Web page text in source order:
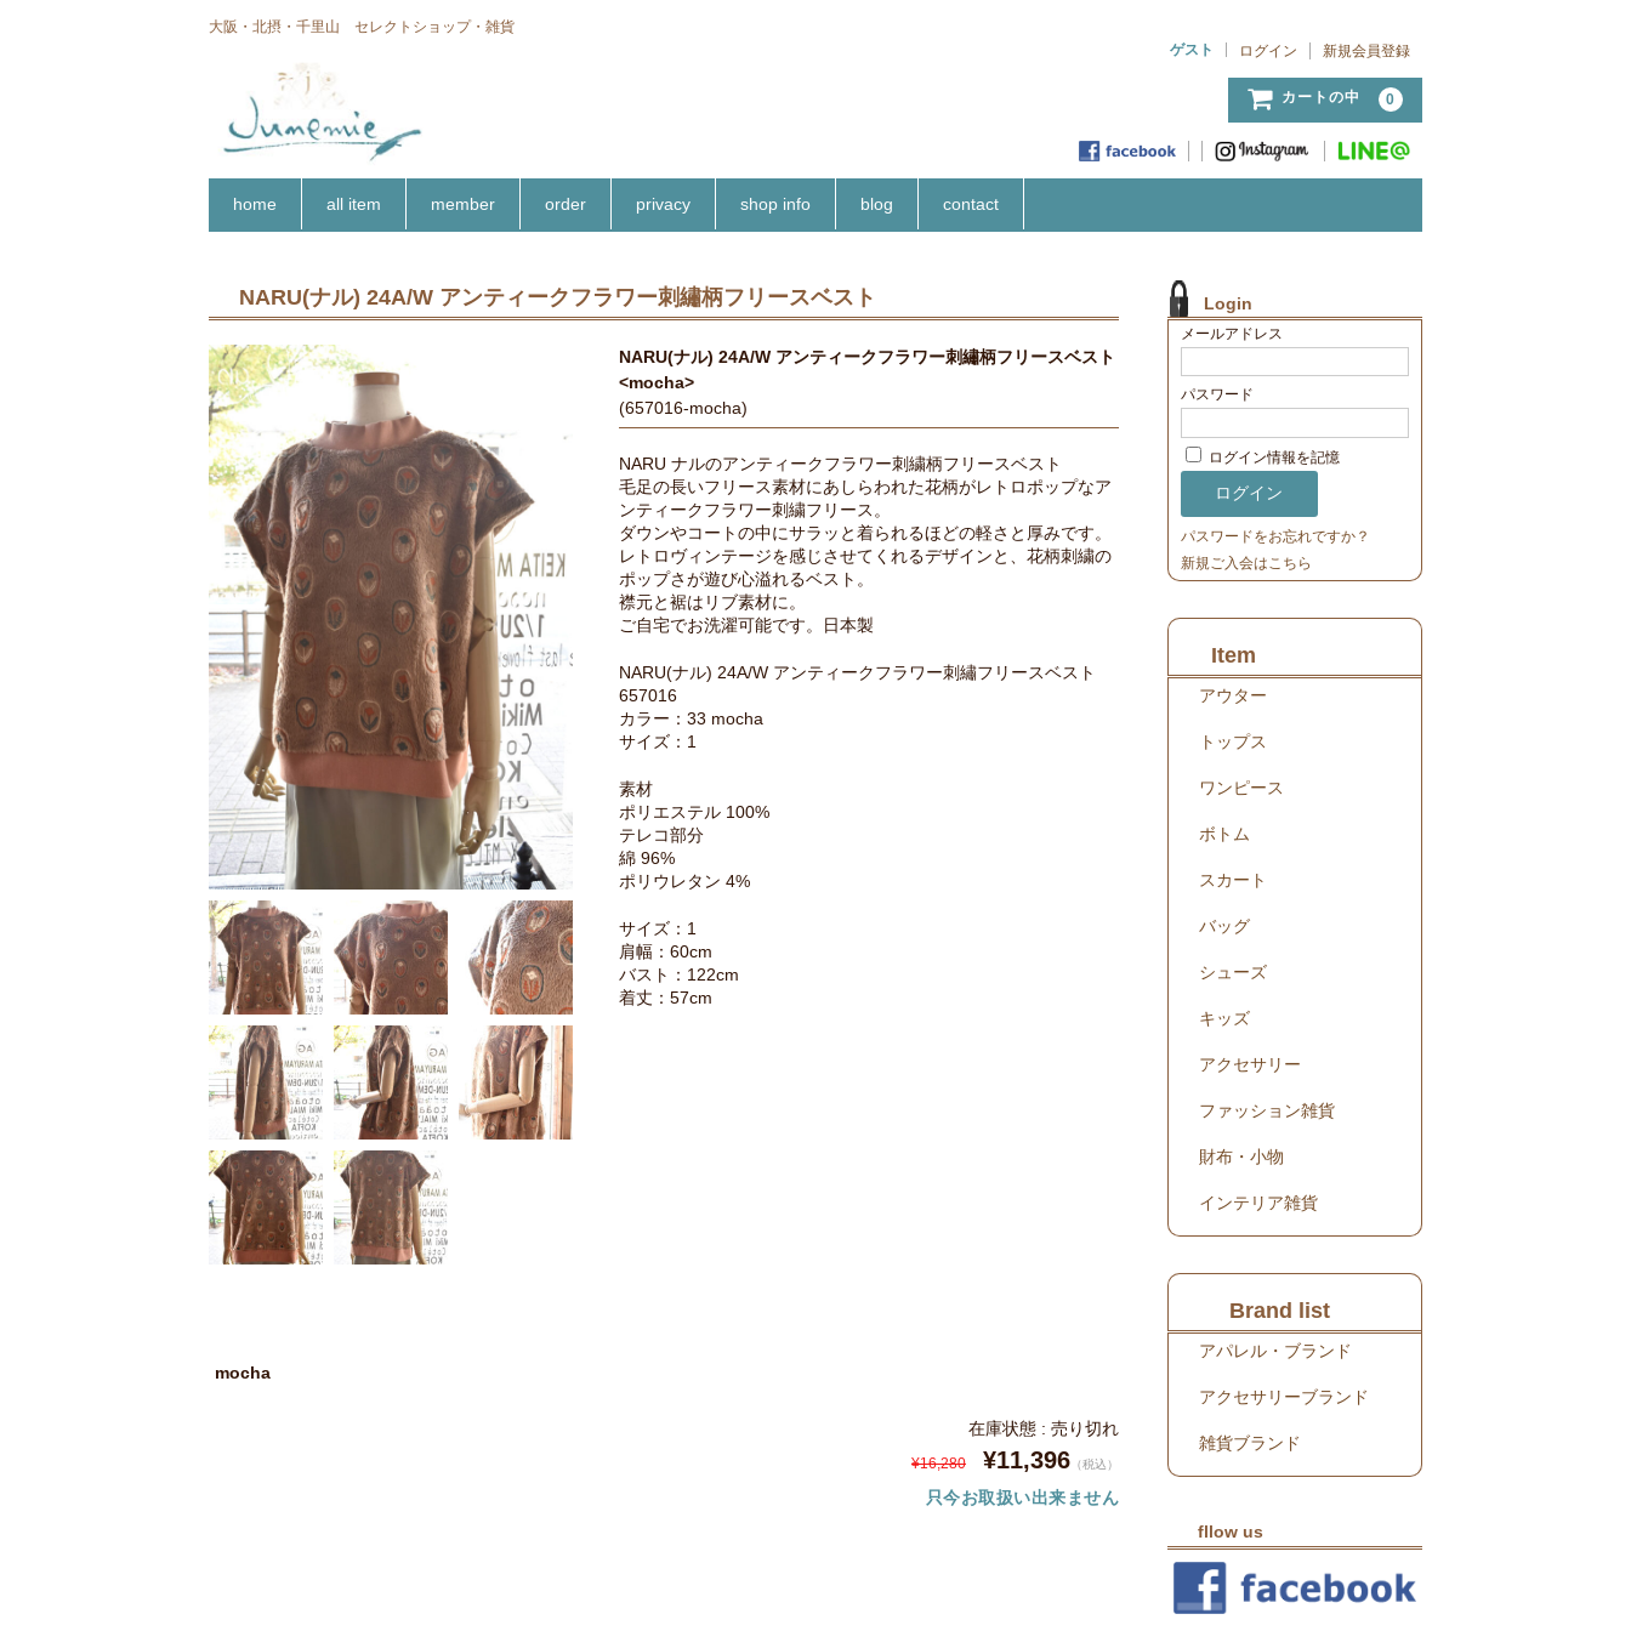
大阪・北摂・千里山 セレクトショップ・雑貨
ゲスト
ログイン 新規会員登録
カートの中 0
home all item member order privacy shop info blog contact
NARU(ナル) 24A/W アンティークフラワー刺繡柄フリースベスト
NARU(ナル) 24A/W アンティークフラワー刺繡柄フリースベスト
<mocha>
(657016-mocha)
NARU ナルのアンティークフラワー刺繍柄フリースベスト
毛足の長いフリース素材にあしらわれた花柄がレトロポップなア
ンティークフラワー刺繍フリース。
ダウンやコートの中にサラッと着られるほどの軽さと厚みです。
レトロヴィンテージを感じさせてくれるデザインと、花柄刺繍の
ポップさが遊び心溢れるベスト。
襟元と裾はリブ素材に。
ご自宅でお洗濯可能です。日本製
NARU(ナル) 24A/W アンティークフラワー刺繡フリースベスト
657016
カラー：33 mocha
サイズ：1
素材
ポリエステル 100%
テレコ部分
綿 96%
ポリウレタン 4%
サイズ：1
肩幅：60cm
バスト：122cm
着丈：57cm
mocha
在庫状態 : 売り切れ
¥16,280 ¥11,396 （税込）
只今お取扱い出来ません
Login
メールアドレス
パスワード
ログイン情報を記憶
パスワードをお忘れですか？
新規ご入会はこちら
Item
アウター
トップス
ワンピース
ボトム
スカート
バッグ
シューズ
キッズ
アクセサリー
ファッション雑貨
財布・小物
インテリア雑貨
Brand list
アパレル・ブランド
アクセサリーブランド
雑貨ブランド
fllow us